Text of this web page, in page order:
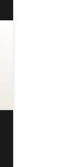
гостра